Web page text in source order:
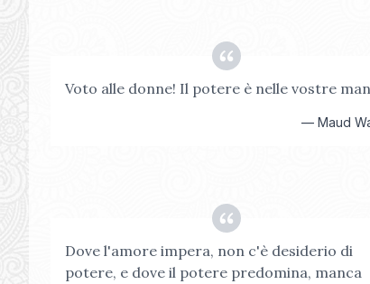
Voto alle donne! Il potere è nelle vostre
—Maud
Dove l'amore impera, non c'è desiderio di
potere, e dove il potere predomina, manca